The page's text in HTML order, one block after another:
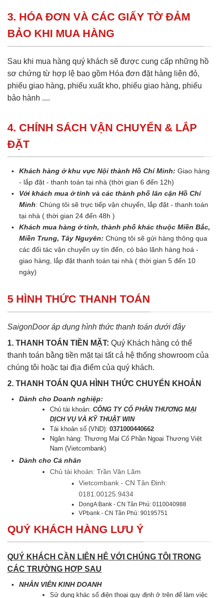
3. HÓA ĐƠN VÀ CÁC GIẤY TỜ ĐẢM
BẢO KHI MUA HÀNG
Sau khi mua hàng quý khách sẽ được cung cấp những hồ
sơ chứng từ hợp lệ bao gồm Hóa đơn đặt hàng liên đỏ,
phiếu giao hàng, phiếu xuất kho, phiếu giao hàng, phiếu
bảo hành ....
4. CHÍNH SÁCH VẬN CHUYỂN & LẮP
ĐẶT
Khách hàng ở khu vực Nội thành Hồ Chí Minh: Giao hàng
- lắp đặt - thanh toán tại nhà (thời gian 6 đến 12h)
Với khách mua ở tỉnh và các thành phố lân cận Hồ Chí
Minh: Chúng tôi sẽ trực tiếp vận chuyển, lắp đặt - thanh toán
tại nhà ( thời gian 24 đến 48h )
Khách mua hàng ở tỉnh, thành phố khác thuộc Miền Bắc,
Miền Trung, Tây Nguyên: Chúng tôi sẽ gửi hàng thông qua
các đối tác vận chuyển uy tín đến, có bảo lãnh hàng hoá -
giao hàng, lắp đặt thanh toán tại nhà ( thời gian 5 đến 10
ngày)
5 HÌNH THỨC THANH TOÁN
SaigonDoor áp dụng hình thức thanh toán dưới đây
1. THANH TOÁN TIỀN MẶT: Quý Khách hàng có thể
thanh toán bằng tiền mặt tại tất cả hệ thống showroom của
chúng tôi hoặc tại địa điểm của quý khách.
2. THANH TOÁN QUA HÌNH THỨC CHUYỂN KHOẢN
Dành cho Doanh nghiệp:
Chủ tài khoản:CÔNG TY CỔ PHẦN THƯƠNG MẠI
DỊCH VỤ VÀ KỸ THUẬT WIN
Tài khoản số (VND):0371000440662
Ngân hàng: Thương Mại Cổ Phần Ngoại Thương Việt
Nam (Vietcombank)
Dành cho Cá nhân
Chủ tài khoản: Trần Văn Lãm
Vietcombank - CN Tân Định:
0181.00125.9434
DongA Bank - CN Tân Phú: 0110040988
VPbank - CN Tân Phú: 90195751
QUÝ KHÁCH HÀNG LƯU Ý
QUÝ KHÁCH CẦN LIÊN HỆ VỚI CHÚNG TÔI TRONG
CÁC TRƯỜNG HỢP SAU
NHÂN VIÊN KINH DOANH
Sử dụng khác số điện thoại quy định ở trên để làm việc